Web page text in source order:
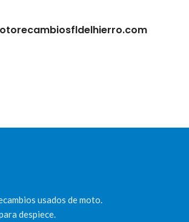
usados de moto.
despiece.